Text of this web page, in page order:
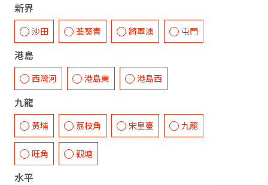
新界
沙田 荃葵青 將軍澳 屯門
港島
西灣河 港島東 港島西
九龍
黃埔 荔枝角 宋皇臺 九龍
旺角 觀塘
水平